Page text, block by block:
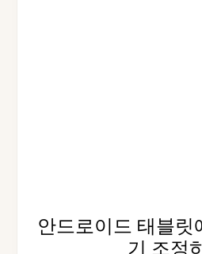
안드로이드 태블릿
기 조정